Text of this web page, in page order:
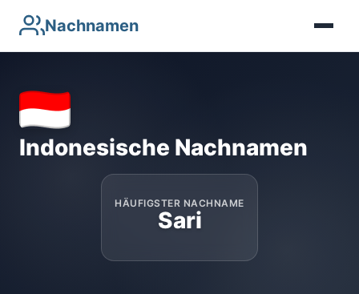
Nachnamen
Indonesische Nachnamen
HÄUFIGSTER NACHNAME
Sari